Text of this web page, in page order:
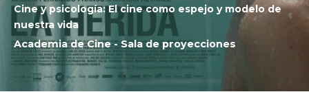
Cine y psicología: El cine como espejo y modelo de
nuestra vida
Academia de Cine - Sala de proyecciones